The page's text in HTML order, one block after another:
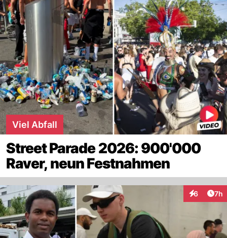
Viel Abfall
Street Parade 2026: 900'000
Raver, neun Festnahmen
6 7h